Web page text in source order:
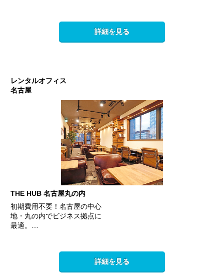
詳細を見る
レンタルオフィス
名古屋
THE HUB 名古屋丸の内
初期費用不要！名古屋の中心
地・丸の内でビジネス拠点に
最適。…
詳細を見る